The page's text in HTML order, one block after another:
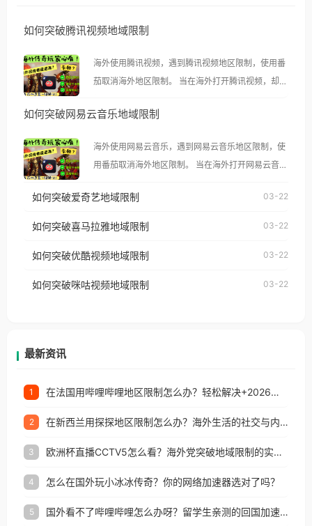
如何突破腾讯视频地域限制
海外使用腾讯视频，遇到腾讯视频地区限制，使用番
茄取消海外地区限制。 当在海外打开腾讯视频，却突
示语。 海外用户如香港、澳门、台湾、美国、加拿
像其他音乐平台一样，出现地区及版权限制问题，且
仅能在中国大陆地区播放。 遇到这个问题的朋友们，
台湾、美国、加拿大、澳大利亚、欧洲等国家和地区
权限制所困扰。
如何突破网易云音乐地域限制
海外使用网易云音乐，遇到网易云音乐地区限制，使
用番茄取消海外地区限制。 当在海外打开网易云音
播放”的提示语。 海外用户如香港、澳门、台湾、美
制问题，且仅能在中国大陆地区播放。 遇到这个问题
户收听网易云音乐地区版权限制」的问题，无论人在
如何突破爱奇艺地域限制 03-22
如何突破喜马拉雅地域限制 03-22
如何突破优酷视频地域限制 03-22
如何突破咪咕视频地域限制 03-22
最新资讯
1 在法国用哔哩哔哩地区限制怎么办？轻松解决+2026世界杯看球攻略
2 在新西兰用探探地区限制怎么办？海外生活的社交与内容之困
3 欧洲杯直播CCTV5怎么看？海外党突破地域限制的实用指南
4 怎么在国外玩小冰冰传奇？你的网络加速器选对了吗？
5 国外看不了哔哩哔哩怎么办呀？留学生亲测的回国加速全攻略（含酷我音乐渤海银行解决方法）